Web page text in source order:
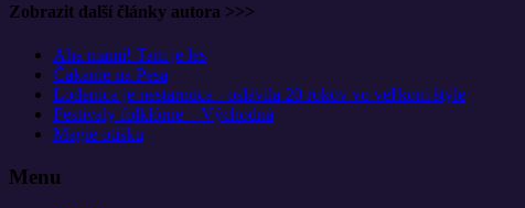
Zobrazit další články autora >>>
Aha mami! Tam je les
Čakanie na Pesa
Lodenica je nestarnúca - oslávila 20 rokov vo veľkom štýle
Festivaly folklórne – Východná
Magie otisku
Menu